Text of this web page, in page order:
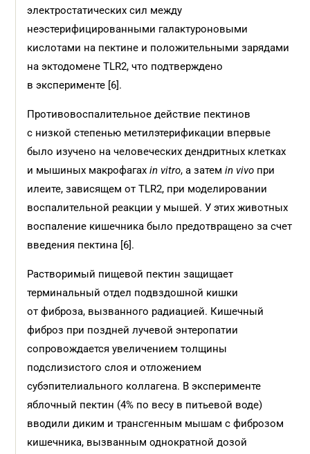
электростатических сил между
неэстерифицированными галактуроновыми
кислотами на пектине и положительными зарядами
на эктодомене TLR2, что подтверждено
в эксперименте [6].
Противовоспалительное действие пектинов
с низкой степенью метилэтерификации впервые
было изучено на человеческих дендритных клетках
и мышиных макрофагахin vitro, а затемin vivo при
илеите, зависящем от TLR2, при моделировании
воспалительной реакции у мышей. У этих животных
воспаление кишечника было предотвращено за счет
введения пектина [6].
Растворимый пищевой пектин защищает
терминальный отдел подвздошной кишки
от фиброза, вызванного радиацией. Кишечный
фиброз при поздней лучевой энтеропатии
сопровождается увеличением толщины
подслизистого слоя и отложением
субэпителиального коллагена. В эксперименте
яблочный пектин (4% по весу в питьевой воде)
вводили диким и трансгенным мышам с фиброзом
кишечника, вызванным однократной дозой